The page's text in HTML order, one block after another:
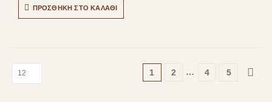
ΠΡΟΣΘΉΚΗ ΣΤΟ ΚΑΛΆΘΙ
1 2 … 4 5